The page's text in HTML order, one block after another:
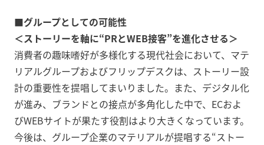
■グループとしての可能性
＜ストーリーを軸に“PRとWEB接客”を進化させる＞
消費者の趣味嗜好が多様化する現代社会において、マテ
リアルグループおよびフリップデスクは、ストーリー設
計の重要性を提唱してまいりました。また、デジタル化
が進み、ブランドとの接点が多角化した中で、ECおよ
びWEBサイトが果たす役割はより大きくなっています。
今後は、グループ企業のマテリアルが提唱する“ストー